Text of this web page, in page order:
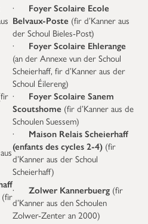
· Foyer Scolaire Ecole
Belvaux-Poste (fir d’Kanner aus
der Schoul Bieles-Post)
· Foyer Scolaire Ehlerange
(an der Annexe vun der Schoul
Scheierhaff, fir d’Kanner aus der
Schoul Éilereng)
· FoyerScolaire Sanem
Scoutshome (fir d’Kanner aus de
Schoulen Suessem)
· Maison Relais Scheierhaff
(enfants des cycles 2-4) (fir
d’Kanner aus der Schoul
Scheierhaff)
(fir
·Zolwer Kannerbuerg (fir
d’Kanner aus den Schoulen
Zolwer-Zenter an 2000)